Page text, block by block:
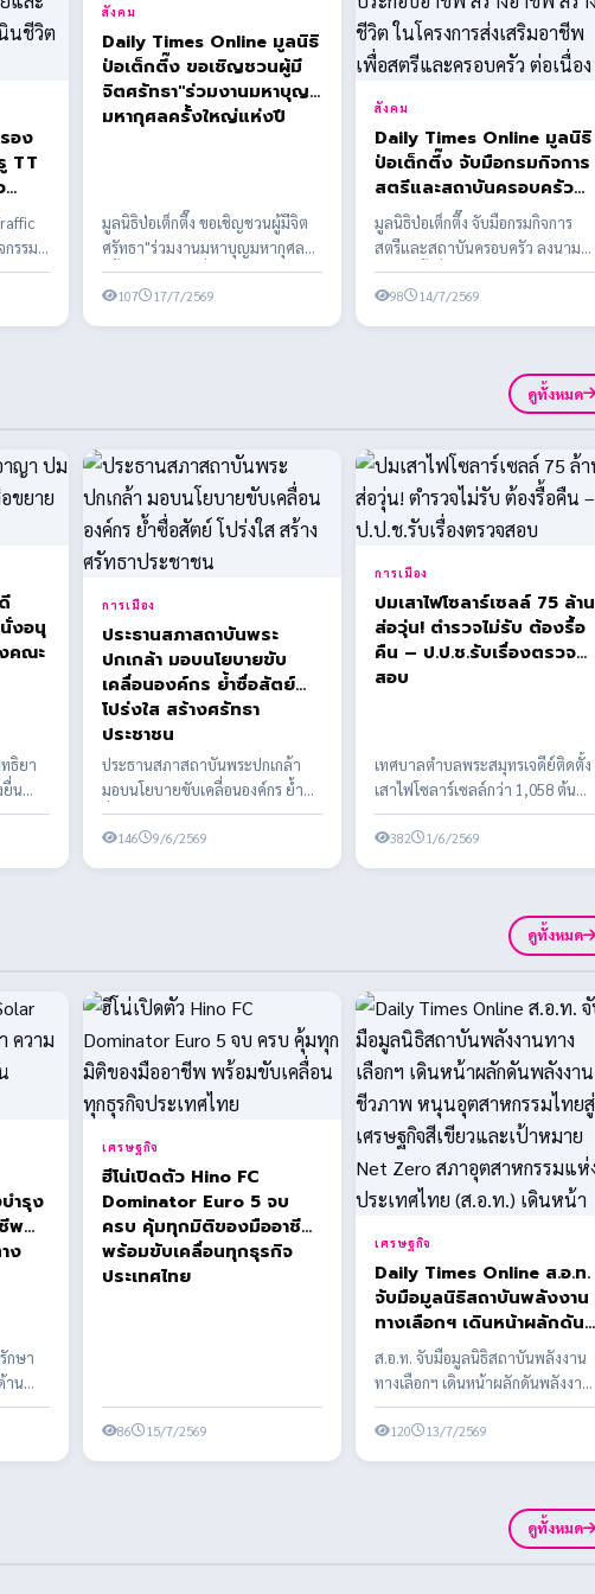
อง
TT
พื่อ
ชน
ภัย
กรรม
วชนได้
สังคม
Daily Times Online มูลนิธิ
ป่อเต็กตึ๊ง ขอเชิญชวนผู้มี
จิตศรัทธา"ร่วมงานมหาบุญ
มหากุศลครั้งใหญ่แห่งปี
มูลนิธิป่อเต็กตึ๊ง ขอเชิญชวนผู้มีจิต
ศรัทธา"ร่วมงานมหาบุญมหากุศล
ครั้งใหญ่แห่งปี เนื่องในงานประเพณี
ทิ้...107 17/7/2569
สังคม
Daily Times Online มูลนิธิ
ป่อเต็กตึ๊ง จับมือกรมกิจการ
สตรีและสถาบันครอบครัว
ลงนาม MOU ครั้งที่ 2
สนับสนุนอุปกรณ์การ
ประกอบอาชีพ สร้างอาชีพ
สร้างชีวิต ในโครงการส่ง
มูลนิธิป่อเต็กตึ๊ง จับมือกรมกิจการ
สตรีและสถาบันครอบครัว ลงนาม
MOU ครั้งที่ 2 สนับสนุนอุปกรณ์การ
ประกอ...
98 14/7/2569
ดูทั้งหมด
งอนุ
คณะ
ธิยา
ยื่น
อมเต
การเมือง
ประธานสภาสถาบันพระ
ปกเกล้า มอบนโยบายขับ
เคลื่อนองค์กร ย้ำซื่อสัตย์
โปร่งใส สร้างศรัทธา
ประชาชน
ประธานสภาสถาบันพระปกเกล้า
มอบนโยบายขับเคลื่อนองค์กร ย้ำ
ซื่อสัตย์ โปร่งใส สร้างศรัทธา
ประชาชน
146 9/6/2569
การเมือง
ปมเสาไฟโซลาร์เซลล์ 75 ล้าน
ส่อวุ่น! ตำรวจไม่รับ ต้องรื้อ
คืน – ป.ป.ช.รับเรื่องตรวจ
สอบ
เทศบาลตำบลพระสมุทรเจดีย์ติดตั้ง
เสาไฟโซลาร์เซลล์กว่า 1,058 ต้น
งบประมาณกว่า 75 ล้านบาท พบข้อ
สงสัยหลาย...
382 1/6/2569
ดูทั้งหมด
ำรุง
พ
ง
กษา
าน
อาด
เศรษฐกิจ
ฮีโน่เปิดตัว Hino FC
Dominator Euro 5 จบ
ครบ คุ้มทุกมิติของมืออาชีพ
พร้อมขับเคลื่อนทุกธุรกิจ
ประเทศไทย
86 15/7/2569
เศรษฐกิจ
Daily Times Online ส.อ.ท.
จับมือมูลนิธิสถาบันพลังงาน
ทางเลือกฯ เดินหน้าผลักดัน
พลังงานชีวภาพ หนุน
อุตสาหกรรมไทยสู่เศรษฐกิจ
สีเขียวและเป้าหมาย Net
Zero สภาอุตสาหกรรมแห่ง
ส.อ.ท. จับมือมูลนิธิสถาบันพลังงาน
ทางเลือกฯ เดินหน้าผลักดันพลังงาน
ชีวภาพ หนุนอุตสาหกรรมไทยสู่
เศรษฐ...
120 13/7/2569
ดูทั้งหมด